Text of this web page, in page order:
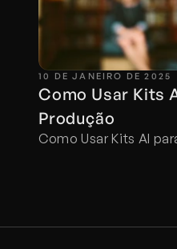
10 DE JANEIRO DE 2025
Como Usar Kits
Produção
Como Usar Kits AI